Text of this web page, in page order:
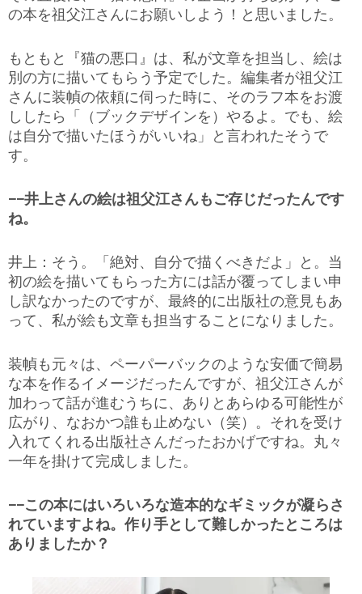
の本を祖父江さんにお願いしよう！と思いました。
もともと『猫の悪口』は、私が文章を担当し、絵は
別の方に描いてもらう予定でした。編集者が祖父江
さんに装幀の依頼に伺った時に、そのラフ本をお渡
ししたら「（ブックデザインを）やるよ。でも、絵
は自分で描いたほうがいいね」と言われたそうで
す。
−−井上さんの絵は祖父江さんもご存じだったんです
ね。
井上：そう。「絶対、自分で描くべきだよ」と。当
初の絵を描いてもらった方には話が覆ってしまい申
し訳なかったのですが、最終的に出版社の意見もあ
って、私が絵も文章も担当することになりました。
装幀も元々は、ペーパーバックのような安価で簡易
な本を作るイメージだったんですが、祖父江さんが
加わって話が進むうちに、ありとあらゆる可能性が
広がり、なおかつ誰も止めない（笑）。それを受け
入れてくれる出版社さんだったおかげですね。丸々
一年を掛けて完成しました。
−−この本にはいろいろな造本的なギミックが凝らさ
れていますよね。作り手として難しかったところは
ありましたか？